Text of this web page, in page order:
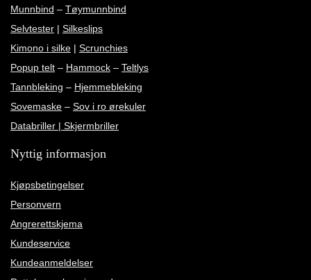
Munnbind – Tøymunnbind
Selvtester | Silkeslips
Kimono i silke | Scrunchies
Popup telt – Hammock – Teltlys
Tannbleking – Hjemmebleking
Sovemaske – Sov i ro ørekuler
Databriller | Skjermbriller
Nyttig informasjon
Kjøpsbetingelser
Personvern
Angrerettskjema
Kundeservice
Kundeanmeldelser